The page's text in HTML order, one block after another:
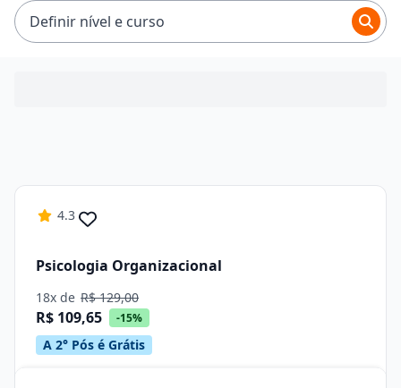
ficam entre R$ 92,65 e R$ 194,65.
Definir nível e curso
4.3
Psicologia Organizacional
18x de R$ 129,00
R$ 109,65 -15%
A 2° Pós é Grátis